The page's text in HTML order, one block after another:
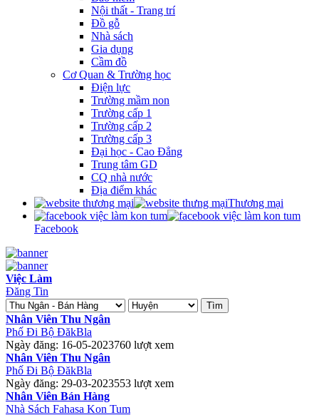
Nội thất - Trang trí
Đồ gỗ
Nhà sách
Gia dụng
Cầm đồ
Cơ Quan & Trường học
Điện lực
Trường mầm non
Trường cấp 1
Trường cấp 2
Trường cấp 3
Đại học - Cao Đẳng
Trung tâm GD
CQ nhà nước
Địa điểm khác
Thương mại
Facebook
Việc Làm
Đăng Tin
Tìm
Nhân Viên Thu Ngân
Phố Đi Bộ ĐăkBla
Ngày đăng: 16-05-2023760 lượt xem
Nhân Viên Thu Ngân
Phố Đi Bộ ĐăkBla
Ngày đăng: 29-03-2023553 lượt xem
Nhân Viên Bán Hàng
Nhà Sách Fahasa Kon Tum